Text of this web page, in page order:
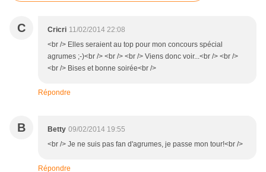
C Cricri 11/02/2014 22:08
<br /> Elles seraient au top pour mon concours spécial
agrumes ;-)<br /> <br /> <br /> Viens donc voir...<br /> <br />
<br /> Bises et bonne soirée<br />
Répondre
B Betty 09/02/2014 19:55
<br /> Je ne suis pas fan d'agrumes, je passe mon tour!<br />
Répondre